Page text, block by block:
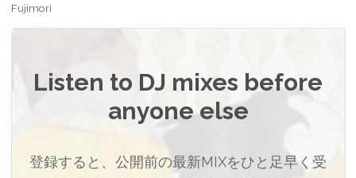
Fujimori
Listen to DJ mixes before
anyone else
登録すると、公開前の最新MIXをひと足早く受